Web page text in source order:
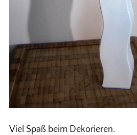
Viel Spaß beim Dekorieren.